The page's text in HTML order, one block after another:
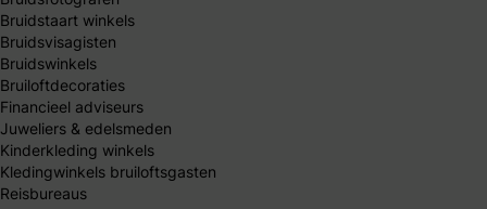
Bruidstaart winkels
Bruidsvisagisten
Bruidswinkels
Bruiloftdecoraties
Financieel adviseurs
Juweliers & edelsmeden
Kinderkleding winkels
Kledingwinkels bruiloftsgasten
Reisbureaus